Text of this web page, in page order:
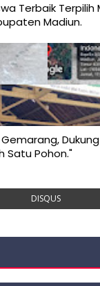
Terbaik
Madiun.
Satu Pohon."
DISQUS